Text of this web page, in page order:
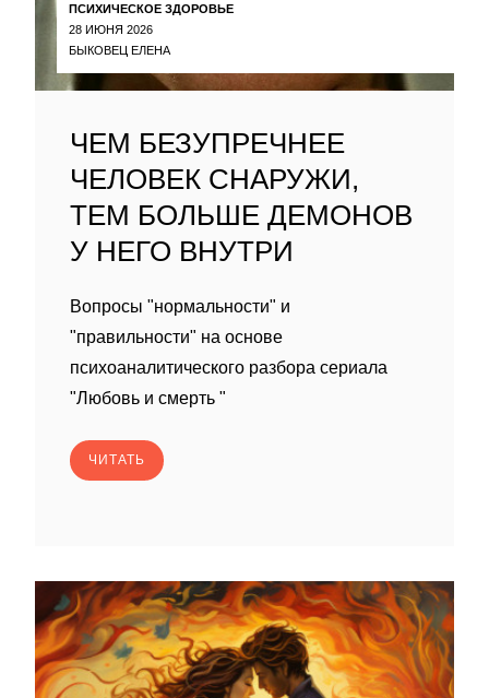
ПСИХИЧЕСКОЕ ЗДОРОВЬЕ
28 ИЮНЯ 2026
БЫКОВЕЦ ЕЛЕНА
ЧЕМ БЕЗУПРЕЧНЕЕ
ЧЕЛОВЕК СНАРУЖИ,
ТЕМ БОЛЬШЕ ДЕМОНОВ
У НЕГО ВНУТРИ
Вопросы "нормальности" и
"правильности" на основе
психоаналитического разбора сериала
"Любовь и смерть "
ЧИТАТЬ